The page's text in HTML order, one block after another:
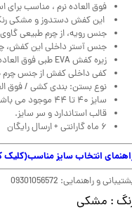
فوق العاده نرم ، مناسب
این کفش دستدوز و مشکی
جنس رویه، از چرم طبیعی گاوی
جنس آستر داخلی این کفش،
زیره کفش EVA طبی فوق العاده نرم و سبک.
کفی داخلی کفش از جنس چرم
نوع بستن: بندی کشی / فوق
سایز ۴۰ تا ۴۴ موجود می باشد.
قالب استاندارد و سر سایز.
۶ ماه گارانتی + ارسال رایگان
انتخاب سایز مناسب(کلیک
و راهنمایی: 09301056572
: مشکی